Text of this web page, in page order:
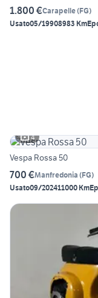
1.800 €Carapelle(FG)
Usato05/19908983 Km
4
Vespa Rossa 50
700 €Manfredonia (FG)
Usato09/202411000 Km